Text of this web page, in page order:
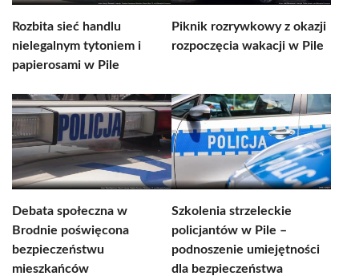
Rozbita sieć handlu
nielegalnym tytoniem i
papierosami w Pile
Piknik rozrywkowy z okazji
rozpoczęcia wakacji w Pile
Debata społeczna w
Brodnie poświęcona
bezpieczeństwu
mieszkańców
Szkolenia strzeleckie
policjantów w Pile –
podnoszenie umiejętności
dla bezpieczeństwa